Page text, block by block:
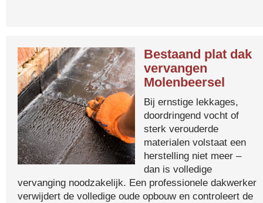
Bestaand plat dak
vervangen
Molenbeersel
Bij ernstige lekkages,
doordringend vocht of
sterk verouderde
materialen volstaat een
herstelling niet meer –
dan is volledige
vervanging noodzakelijk. Een professionele dakwerker
verwijdert de volledige oude opbouw en controleert de